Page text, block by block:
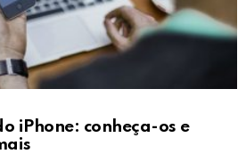
iPhone: conheça-os e